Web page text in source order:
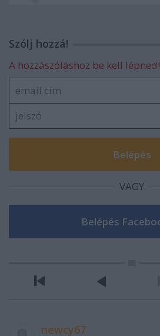
Szólj hozzá!
A hozzászóláshoz be kell lépned!
VAGY
newcy67